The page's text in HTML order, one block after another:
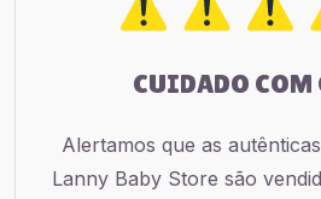
CUIDADO COM
Alertamos que as
Lanny Baby Store são